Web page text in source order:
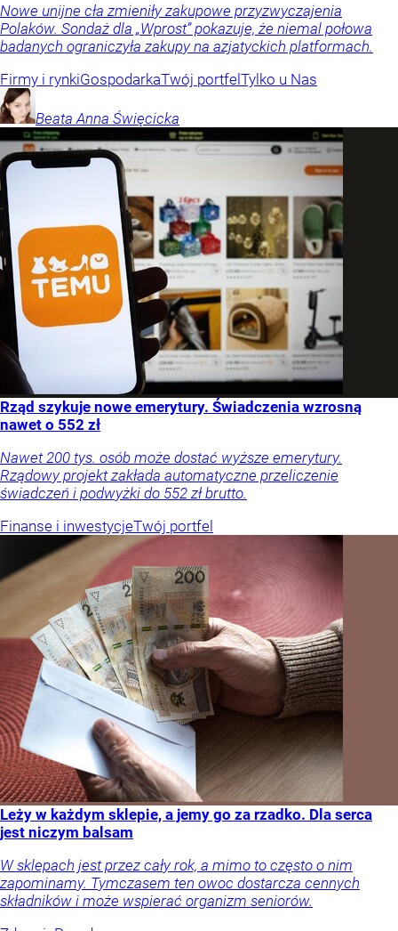
Nowe unijne cła zmieniły zakupowe przyzwyczajenia
Polaków. Sondaż dla „Wprost” pokazuje, że niemal połowa
badanych ograniczyła zakupy na azjatyckich platformach.
Firmy i rynkiGospodarkaTwój portfelTylko u Nas
Beata Anna Święcicka
Rząd szykuje nowe emerytury. Świadczenia wzrosną
nawet o 552 zł
Nawet 200 tys. osób może dostać wyższe emerytury.
Rządowy projekt zakłada automatyczne przeliczenie
świadczeń i podwyżki do 552 zł brutto.
Finanse i inwestycjeTwój portfel
Leży w każdym sklepie, a jemy go za rzadko. Dla serca
jest niczym balsam
W sklepach jest przez cały rok, a mimo to często o nim
zapominamy. Tymczasem ten owoc dostarcza cennych
składników i może wspierać organizm seniorów.